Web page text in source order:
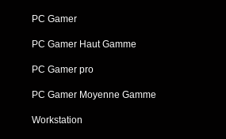
PC Gamer
PC Gamer Haut Gamme
PC Gamer pro
PC Gamer Moyenne Gamme
Workstation